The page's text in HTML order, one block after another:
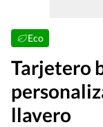
Eco
Tarjetero
llavero